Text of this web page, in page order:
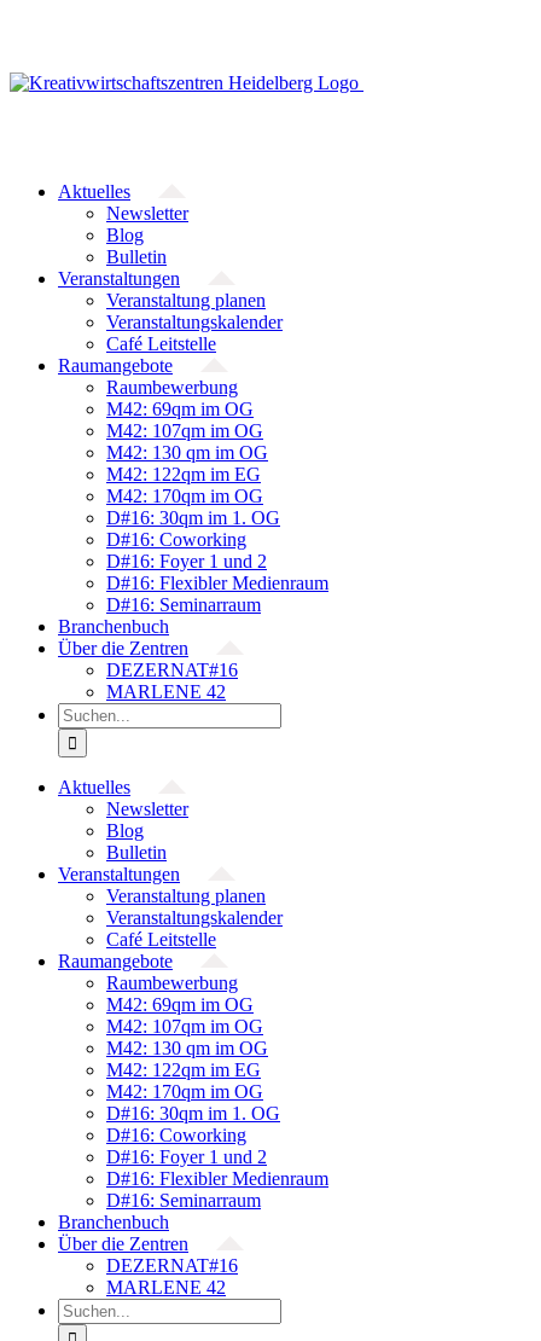
Aktuelles
Newsletter
Blog
Bulletin
Veranstaltungen
Veranstaltung planen
Veranstaltungskalender
Café Leitstelle
Raumangebote
Raumbewerbung
M42: 69qm im OG
M42: 107qm im OG
M42: 130 qm im OG
M42: 122qm im EG
M42: 170qm im OG
D#16: 30qm im 1. OG
D#16: Coworking
D#16: Foyer 1 und 2
D#16: Flexibler Medienraum
D#16: Seminarraum
Branchenbuch
Über die Zentren
DEZERNAT#16
MARLENE 42
Suche
nach:
Aktuelles
Newsletter
Blog
Bulletin
Veranstaltungen
Veranstaltung planen
Veranstaltungskalender
Café Leitstelle
Raumangebote
Raumbewerbung
M42: 69qm im OG
M42: 107qm im OG
M42: 130 qm im OG
M42: 122qm im EG
M42: 170qm im OG
D#16: 30qm im 1. OG
D#16: Coworking
D#16: Foyer 1 und 2
D#16: Flexibler Medienraum
D#16: Seminarraum
Branchenbuch
Über die Zentren
DEZERNAT#16
MARLENE 42
Suche
nach: